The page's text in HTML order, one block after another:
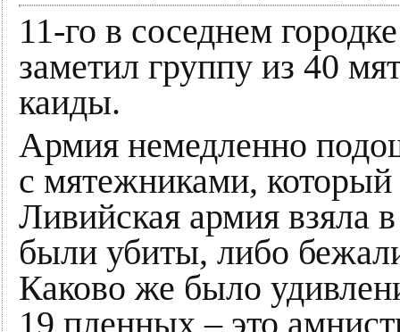
11-го в соседнем
заметил группу из 40
каиды.
Армия немедленно
с мятежниками,
Ливийская армия взяла
были убиты, либо
Каково же было
19 пленных – это